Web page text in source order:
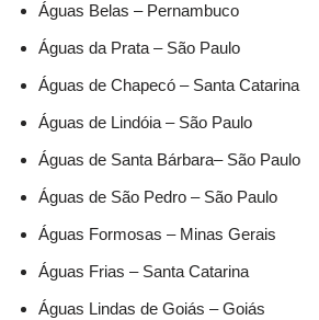
Águas Belas – Pernambuco
Águas da Prata – São Paulo
Águas de Chapecó – Santa Catarina
Águas de Lindóia – São Paulo
Águas de Santa Bárbara– São Paulo
Águas de São Pedro – São Paulo
Águas Formosas – Minas Gerais
Águas Frias – Santa Catarina
Águas Lindas de Goiás – Goiás